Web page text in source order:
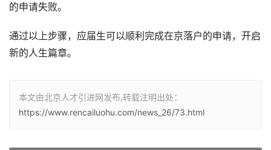
的申请失败。
通过以上步骤，应届生可以顺利完成在京落户的申请，开启
新的人生篇章。
本文由北京人才引进网发布,转载注明出处：
https://www.rencailuohu.com/news_26/73.html